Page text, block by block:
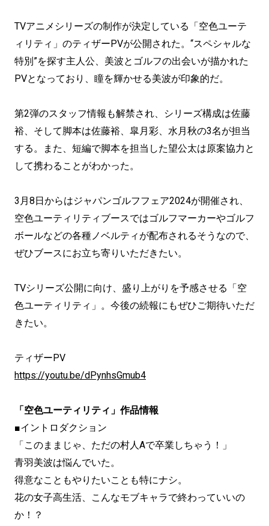
TVアニメシリーズの制作が決定している「空色ユーテ
ィリティ」のティザーPVが公開された。“スペシャルな
特別”を探す主人公、美波とゴルフの出会いが描かれた
PVとなっており、瞳を輝かせる美波が印象的だ。
第2弾のスタッフ情報も解禁され、シリーズ構成は佐藤
裕、そして脚本は佐藤裕、皐月彩、水月秋の3名が担当
する。また、短編で脚本を担当した望公太は原案協力と
して携わることがわかった。
3月8日からはジャパンゴルフフェア2024が開催され、
空色ユーティリティブースではゴルフマーカーやゴルフ
ボールなどの各種ノベルティが配布されるそうなので、
ぜひブースにお立ち寄りいただきたい。
TVシリーズ公開に向け、盛り上がりを予感させる「空
色ユーティリティ」。今後の続報にもぜひご期待いただ
きたい。
ティザーPV
https://youtu.be/dPynhsGmub4
「空色ユーティリティ」作品情報
■イントロダクション
「このままじゃ、ただの村人Aで卒業しちゃう！」
青羽美波は悩んでいた。
得意なこともやりたいことも特にナシ。
花の女子高生活、こんなモブキャラで終わっていいの
か！？